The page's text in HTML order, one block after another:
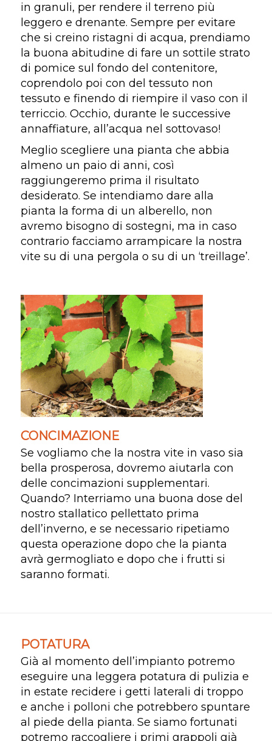
in granuli, per rendere il terreno più
leggero e drenante. Sempre per evitare
che si creino ristagni di acqua, prendiamo
la buona abitudine di fare un sottile strato
di pomice sul fondo del contenitore,
coprendolo poi con del tessuto non
tessuto e finendo di riempire il vaso con il
terriccio. Occhio, durante le successive
annaffiature, all’acqua nel sottovaso!
Meglio scegliere una pianta che abbia
almeno un paio di anni, così
raggiungeremo prima il risultato
desiderato. Se intendiamo dare alla
pianta la forma di un alberello, non
avremo bisogno di sostegni, ma in caso
contrario facciamo arrampicare la nostra
vite su di una pergola o su di un ‘treillage’.
CONCIMAZIONE
Se vogliamo che la nostra vite in vaso sia
bella prosperosa, dovremo aiutarla con
delle concimazioni supplementari.
Quando? Interriamo una buona dose del
nostro stallatico pellettato prima
dell’inverno, e se necessario ripetiamo
questa operazione dopo che la pianta
avrà germogliato e dopo che i frutti si
saranno formati.
POTATURA
Già al momento dell’impianto potremo
eseguire una leggera potatura di pulizia e
in estate recidere i getti laterali di troppo
e anche i polloni che potrebbero spuntare
al piede della pianta. Se siamo fortunati
potremo raccogliere i primi grappoli già